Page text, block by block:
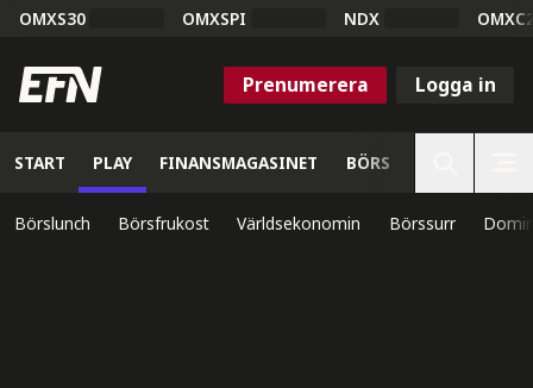
OMXS30 OMXSPI NDX
Prenumerera Logga in
START PLAY FINANSMAGASINET BÖRS
Börslunch Börsfrukost Världsekonomin Börssurr